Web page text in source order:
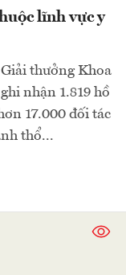
lĩnh vực y
thưởng Khoa
nhận 1.819 hồ
17.000 đối tác
thổ...